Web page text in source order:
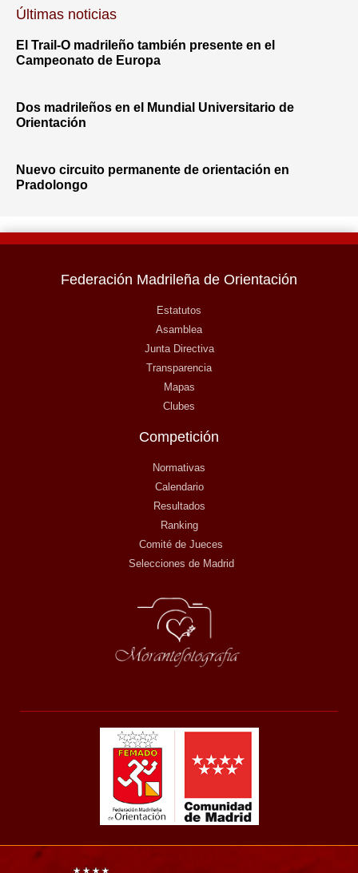
Últimas noticias
El Trail-O madrileño también presente en el
Campeonato de Europa
Dos madrileños en el Mundial Universitario de
Orientación
Nuevo circuito permanente de orientación en
Pradolongo
Federación Madrileña de Orientación
Estatutos
Asamblea
Junta Directiva
Transparencia
Mapas
Clubes
Competición
Normativas
Calendario
Resultados
Ranking
Comité de Jueces
Selecciones de Madrid